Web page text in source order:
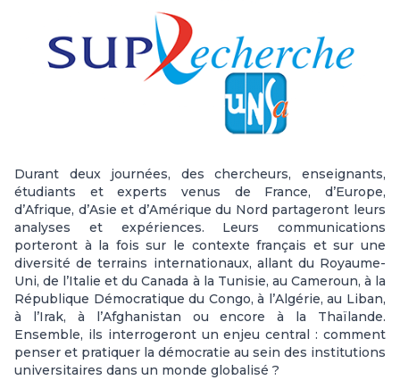
Durant deux journées, des chercheurs, enseignants,
étudiants et experts venus de France, d’Europe,
d’Afrique, d’Asie et d’Amérique du Nord partageront leurs
analyses et expériences. Leurs communications
porteront à la fois sur le contexte français et sur une
diversité de terrains internationaux, allant du Royaume-
Uni, de l’Italie et du Canada à la Tunisie, au Cameroun, à la
République Démocratique du Congo, à l’Algérie, au Liban,
à l’Irak, à l’Afghanistan ou encore à la Thaïlande.
Ensemble, ils interrogeront un enjeu central : comment
penser et pratiquer la démocratie au sein des institutions
universitaires dans un monde globalisé ?